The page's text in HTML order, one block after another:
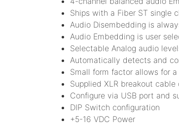
Ships with a Fiber ST single
Audio Disembedding is
Audio Embedding is user
Selectable Analog audio
Automatically detects and
Small form factor allows for
Supplied XLR breakout
Configure via USB port and
DIP Switch configuration
+5-16 VDC Power